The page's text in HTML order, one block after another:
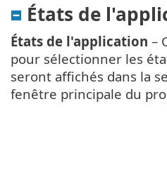
États de
États de l'application –
pour sélectionner les
seront affichés dans la
fenêtre principale du